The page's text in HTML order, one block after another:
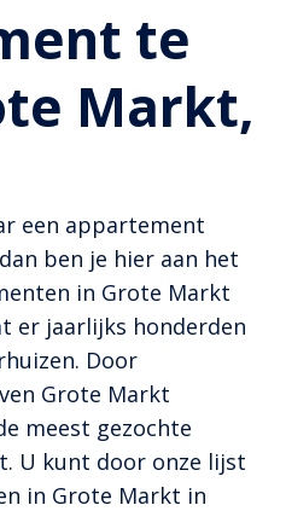
te
Markt,
een appartement
ben je hier aan het
in Grote Markt
er jaarlijks honderden
Door
Grote Markt
meest gezochte
U kunt door onze lijst
in Grote Markt in